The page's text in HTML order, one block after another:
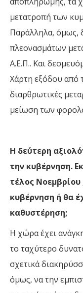
μετατροπή των
Παράλληλα, όμως,
πλεονασμάτων
Α.Ε.Π.. Και
Χάρτη εξόδου από
διαρθρωτικές
μείωση των
Η δεύτερη
την κυβέρνηση.
τέλος
κυβέρνηση ή θα
καθυστέρηση;
Η χώρα έχει
το ταχύτερο
σχετικά
όμως, να την